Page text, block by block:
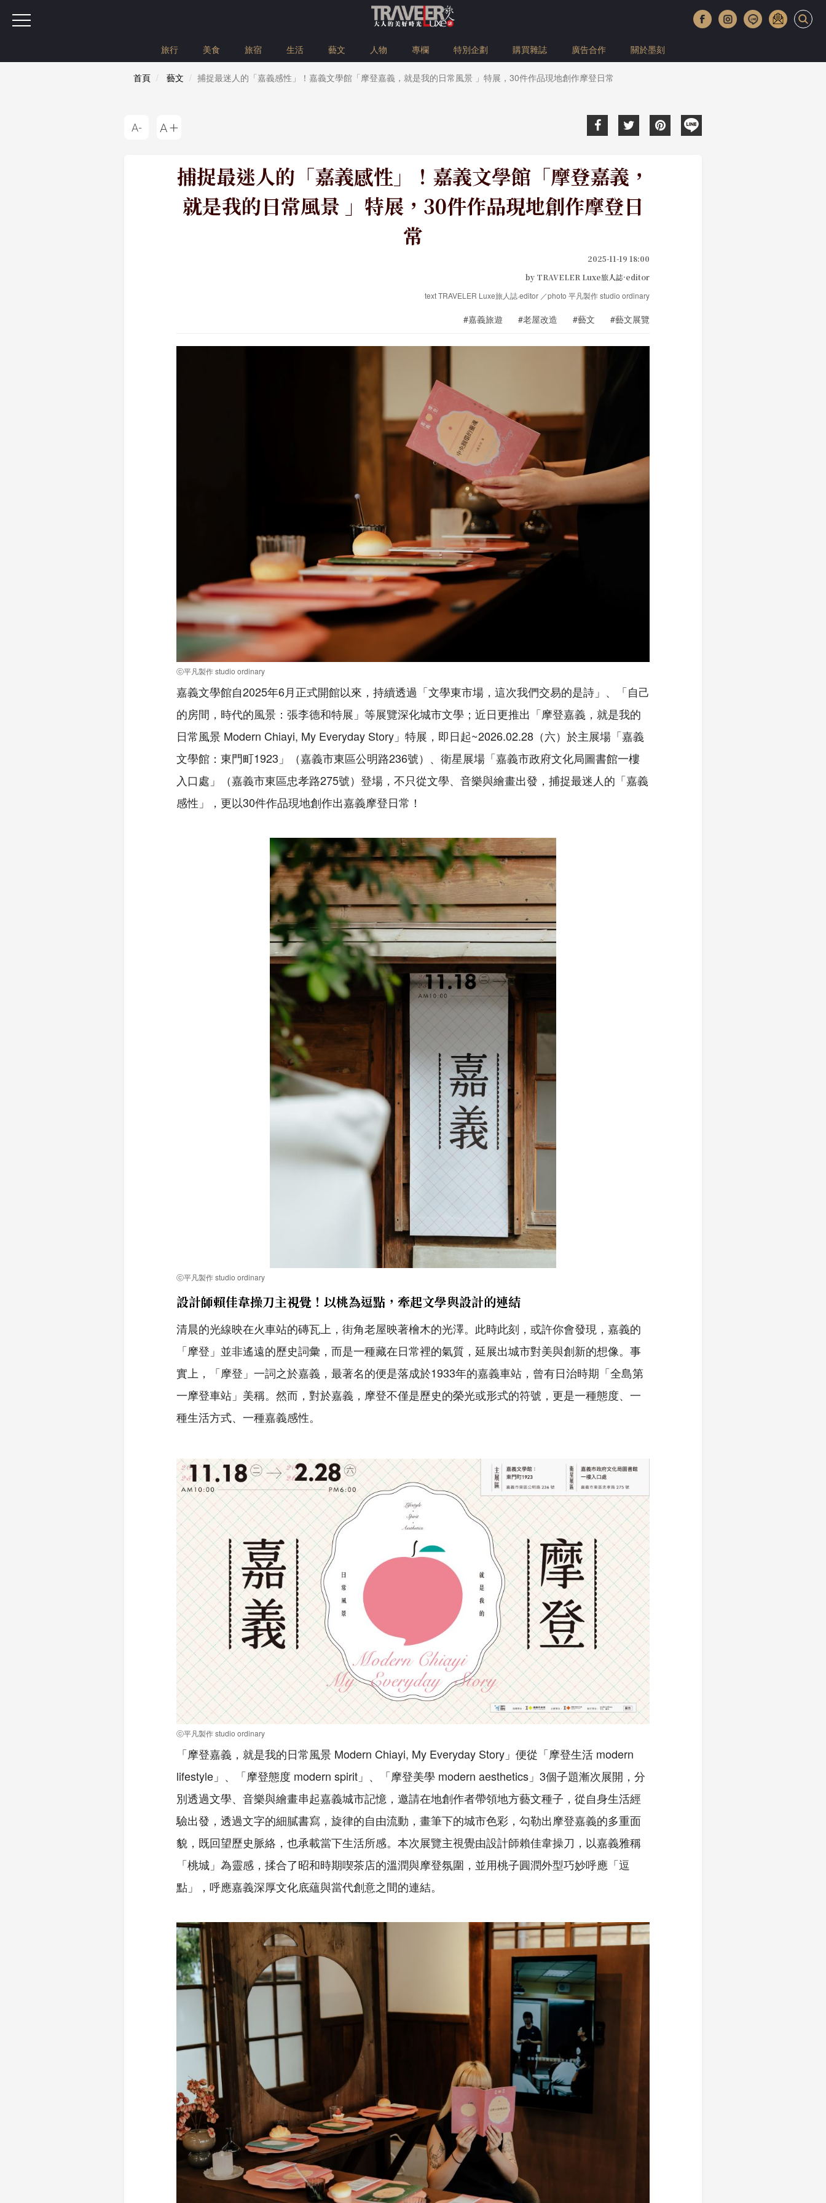
旅行 美食 旅宿 生活 藝文 人物 專欄 特別企劃 購買雜誌 廣告合作 關於墨刻
首頁 藝文 捕捉最迷人的「嘉義感性」！嘉義文學館「摩登嘉義，就是我的日常風景 」特展，30件作品現地創作摩登日常
捕捉最迷人的「嘉義感性」！嘉義文學館「摩登嘉義，
就是我的日常風景 」特展，30件作品現地創作摩登日
常
2025-11-19 18:00
by TRAVELER Luxe旅人誌·editor
text TRAVELER Luxe旅人誌·editor ／photo 平凡製作 studio ordinary
#嘉義旅遊 #老屋改造 #藝文 #藝文展覽
ⓒ平凡製作 studio ordinary
嘉義文學館自2025年6月正式開館以來，持續透過「文學東市場，這次我們交易的是詩」、「自己
的房間，時代的風景：張李德和特展」等展覽深化城市文學；近日更推出「摩登嘉義，就是我的
日常風景 Modern Chiayi, My Everyday Story」特展，即日起~2026.02.28（六）於主展場「嘉義
文學館：東門町1923」（嘉義市東區公明路236號）、衛星展場「嘉義市政府文化局圖書館一樓
入口處」（嘉義市東區忠孝路275號）登場，不只從文學、音樂與繪畫出發，捕捉最迷人的「嘉義
感性」，更以30件作品現地創作出嘉義摩登日常！
ⓒ平凡製作 studio ordinary
設計師賴佳韋操刀主視覺！以桃為逗點，牽起文學與設計的連結
清晨的光線映在火車站的磚瓦上，街角老屋映著檜木的光澤。此時此刻，或許你會發現，嘉義的
「摩登」並非遙遠的歷史詞彙，而是一種藏在日常裡的氣質，延展出城市對美與創新的想像。事
實上，「摩登」一詞之於嘉義，最著名的便是落成於1933年的嘉義車站，曾有日治時期「全島第
一摩登車站」美稱。然而，對於嘉義，摩登不僅是歷史的榮光或形式的符號，更是一種態度、一
種生活方式、一種嘉義感性。
ⓒ平凡製作 studio ordinary
「摩登嘉義，就是我的日常風景 Modern Chiayi, My Everyday Story」便從「摩登生活 modern
lifestyle」、「摩登態度 modern spirit」、「摩登美學 modern aesthetics」3個子題漸次展開，分
別透過文學、音樂與繪畫串起嘉義城市記憶，邀請在地創作者帶領地方藝文種子，從自身生活經
驗出發，透過文字的細膩書寫，旋律的自由流動，畫筆下的城市色彩，勾勒出摩登嘉義的多重面
貌，既回望歷史脈絡，也承載當下生活所感。本次展覽主視覺由設計師賴佳韋操刀，以嘉義雅稱
「桃城」為靈感，揉合了昭和時期喫茶店的溫潤與摩登氛圍，並用桃子圓潤外型巧妙呼應「逗
點」，呼應嘉義深厚文化底蘊與當代創意之間的連結。